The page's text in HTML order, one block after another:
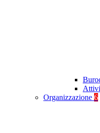
Organizzazione 6